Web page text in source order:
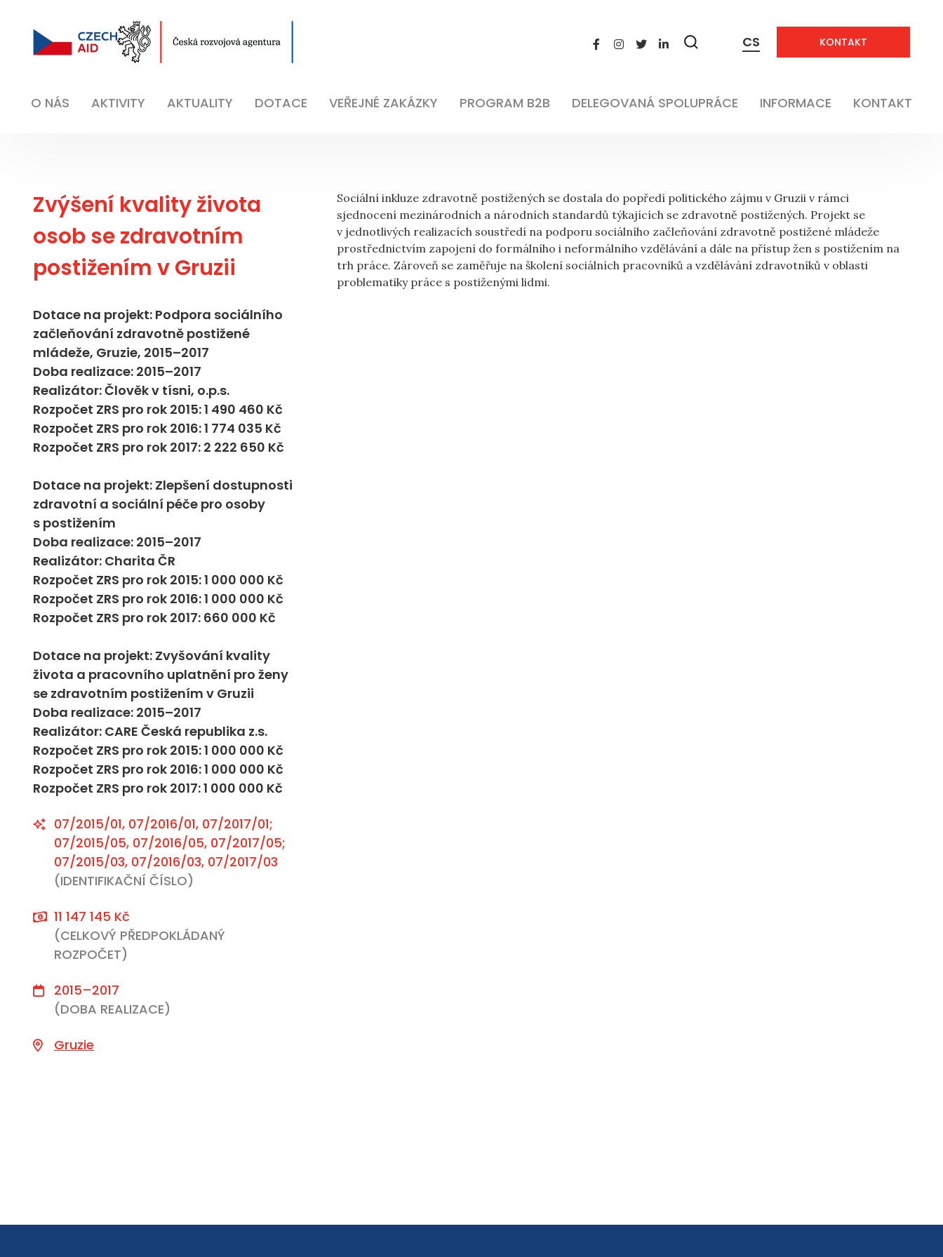
Zobrazit
CS KONTAKT
O NÁS AKTIVITY AKTUALITY DOTACE VEŘEJNÉ ZAKÁZKY PROGRAM B2B DELEGOVANÁ SPOLUPRÁCE INFORMACE KONTAKT
Neaplikovatelné
Sociální
Zvýšení kvality života
osob se zdravotním
postižením v Gruzii
Dotace na projekt: Podpora sociálního
začleňování zdravotně postižené
mládeže, Gruzie, 2015–2017
Doba realizace: 2015–2017
Realizátor: Člověk v tísni, o.p.s.
Rozpočet ZRS pro rok 2015: 1 490 460 Kč
Rozpočet ZRS pro rok 2016: 1 774 035 Kč
Rozpočet ZRS pro rok 2017: 2 222 650 Kč
Dotace na projekt: Zlepšení dostupnosti
zdravotní a sociální péče pro osoby
s postižením
Doba realizace: 2015–2017
Realizátor: Charita ČR
Rozpočet ZRS pro rok 2015: 1 000 000 Kč
Rozpočet ZRS pro rok 2016: 1 000 000 Kč
Rozpočet ZRS pro rok 2017: 660 000 Kč
Dotace na projekt: Zvyšování kvality
života a pracovního uplatnění pro ženy
se zdravotním postižením v Gruzii
Doba realizace: 2015–2017
Realizátor: CARE Česká republika z.s.
Rozpočet ZRS pro rok 2015: 1 000 000 Kč
Rozpočet ZRS pro rok 2016: 1 000 000 Kč
Rozpočet ZRS pro rok 2017: 1 000 000 Kč
07/2015/01, 07/2016/01, 07/2017/01;
07/2015/05, 07/2016/05, 07/2017/05;
07/2015/03, 07/2016/03, 07/2017/03
(IDENTIFIKAČNÍ ČÍSLO)
11 147 145 Kč
(CELKOVÝ PŘEDPOKLÁDANÝ
ROZPOČET)
2015–2017
(DOBA REALIZACE)
Gruzie
Sociální inkluze zdravotně postižených se dostala do popředí politického zájmu v Gruzii v rámci
sjednocení mezinárodních a národních standardů týkajících se zdravotně postižených. Projekt se
v jednotlivých realizacích soustředí na podporu sociálního začleňování zdravotně postižené mládeže
prostřednictvím zapojení do formálního i neformálního vzdělávání a dále na přístup žen s postižením na
trh práce. Zároveň se zaměřuje na školení sociálních pracovníků a vzdělávání zdravotníků v oblasti
problematiky práce s postiženými lidmi.